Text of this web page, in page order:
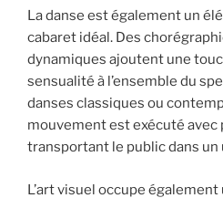
La danse est également un
cabaret idéal. Des
dynamiques ajoutent une
sensualité à l’ensemble du
danses classiques ou
mouvement est exécuté avec
transportant le public dans
L’art visuel occupe